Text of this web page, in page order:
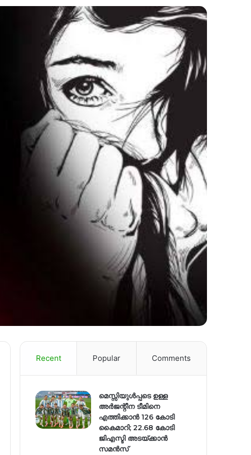
Recent Popular Comments
മെസ്സിയുൾപ്പടെ ഉള്ള
അർജന്റീന ടീമിനെ
എത്തിക്കാൻ 126 കോടി
കൈമാറി; 22.68 കോടി
ജിഎസ്ടി അടയ്ക്കാൻ
സമൻസ്